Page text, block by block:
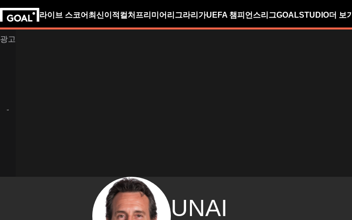
라이브 스코어 최신이적 컬처 프리미어리그라리가UEFA 챔피언스리그GOALSTUDIO더 보기
UNAI